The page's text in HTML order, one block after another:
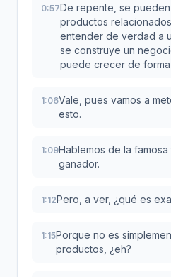
0:57De repente, se
productos
entender de verdad a
se construye un
puede crecer de
1:06Vale, pues vamos a
esto.
1:09Hablemos de la
ganador.
1:12Pero, a ver, ¿qué es
1:15Porque no es
productos, ¿eh?